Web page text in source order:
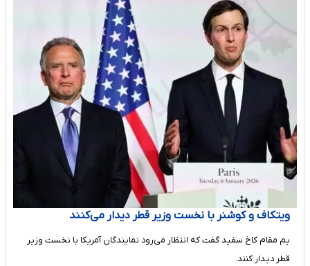
ویتکاف و کوشنر با نخست وزیر قطر دیدار می‌‌کنند
یم مقام کاخ سفید گفت که انتظار می‌رود نمایندگان آمریکا با نخست وزیر
قطر دیدار کنند.